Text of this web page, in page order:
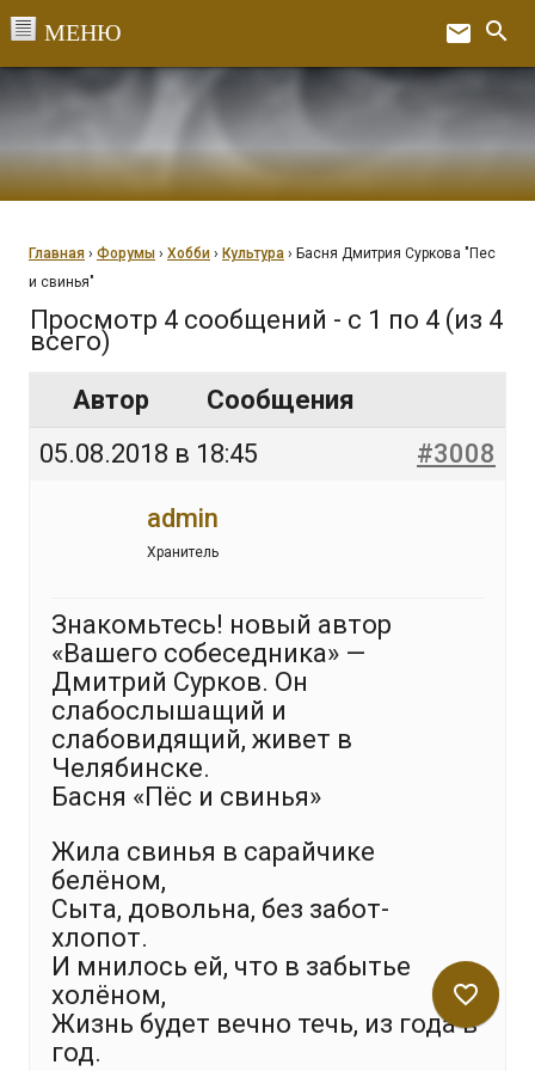
email search
Главная › Форумы › Хобби › Культура › Басня Дмитрия Суркова "Пес
и свинья"
Просмотр 4 сообщений - с 1 по 4 (из 4
всего)
Автор
Сообщения
05.08.2018 в 18:45
#3008
admin
Хранитель
Знакомьтесь! новый автор
«Вашего собеседника» —
Дмитрий Сурков. Он
слабослышащий и
слабовидящий, живет в
Челябинске.
Басня «Пёс и свинья»
Жила свинья в сарайчике
белёном,
Сыта, довольна, без забот-
хлопот.
И мнилось ей, что в забытье
холёном,
Жизнь будет вечно течь, из года в
год.
favorite_border